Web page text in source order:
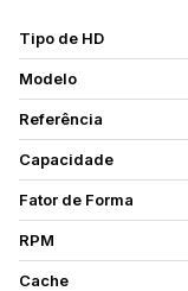
Tipo de HD
Modelo
Referência
Capacidade
Fator de Forma
RPM
Cache